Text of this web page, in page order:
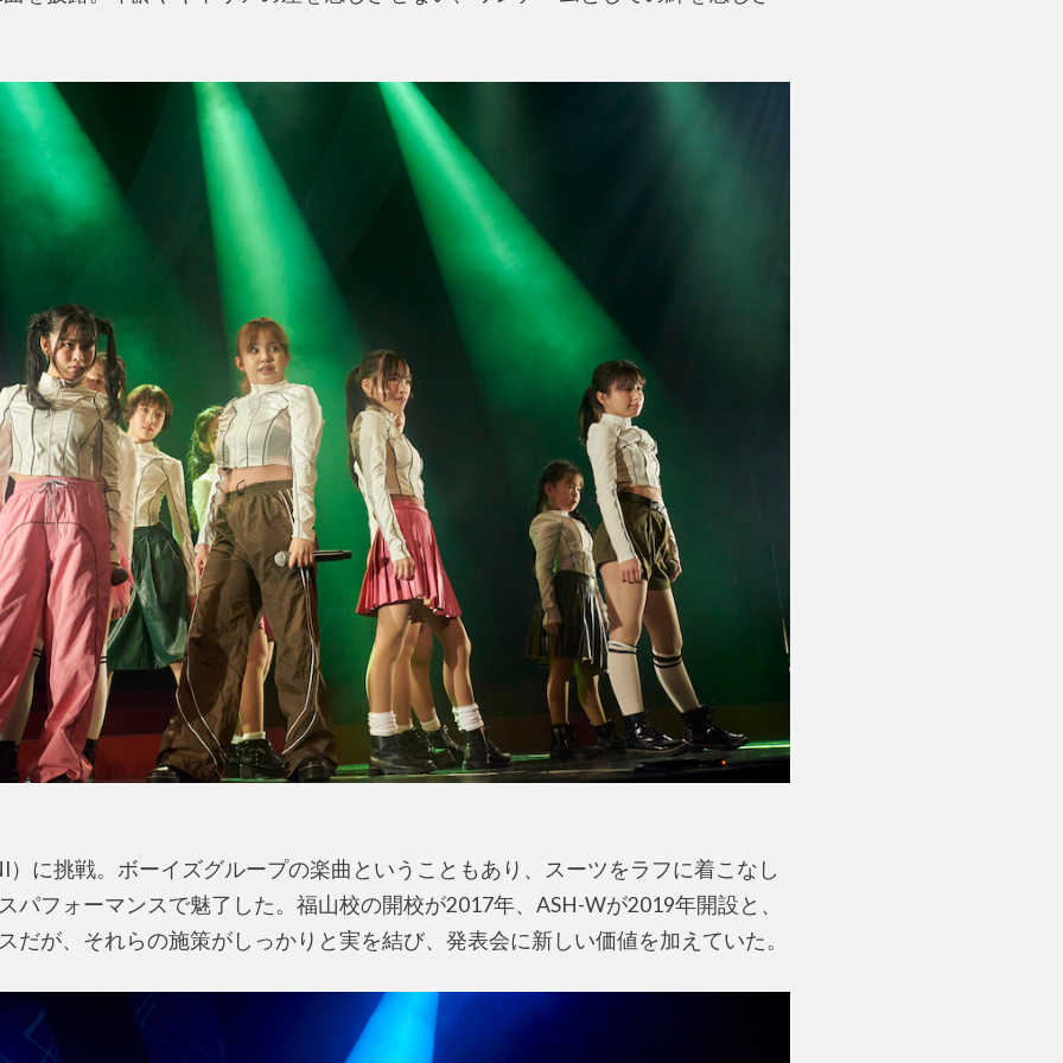
に挑戦。ボーイズグループの楽曲ということもあり、スーツをラフに着こなし
パフォーマンスで魅了した。福山校の開校が2017年、ASH-Wが2019年開設と、
だが、それらの施策がしっかりと実を結び、発表会に新しい価値を加えていた。